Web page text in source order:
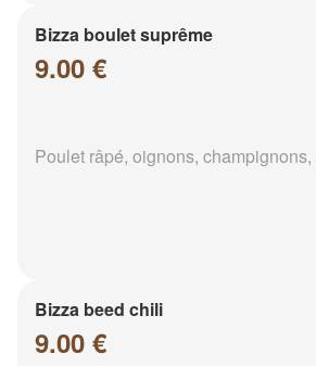
Bizza boulet suprême
9.00 €
Poulet râpé, oignons,
Bizza beed chili
9.00 €